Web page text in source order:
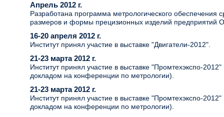
Апрель 2012 г.
Разработана программа метрологического обеспечения
размеров и формы прецизионных изделий предприятий
16-20 апреля 2012 г.
Институт принял участие в выставке "Двигатели-2012".
21-23 марта 2012 г.
Институт принял участие в выставке "Промтехэкспо-
докладом на конференции по метрологии).
21-23 марта 2012 г.
Институт принял участие в выставке "Промтехэкспо-
докладом на конференции по метрологии).